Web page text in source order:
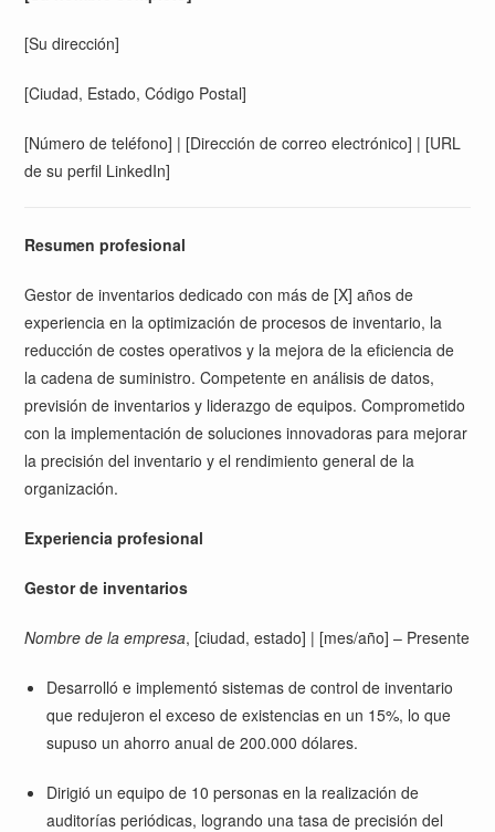
[Su dirección]
[Ciudad, Estado, Código Postal]
[Número de teléfono] | [Dirección de correo electrónico] | [URL
de su perfil LinkedIn]
Resumen profesional
Gestor de inventarios dedicado con más de [X] años de
experiencia en la optimización de procesos de inventario, la
reducción de costes operativos y la mejora de la eficiencia de
la cadena de suministro. Competente en análisis de datos,
previsión de inventarios y liderazgo de equipos. Comprometido
con la implementación de soluciones innovadoras para mejorar
la precisión del inventario y el rendimiento general de la
organización.
Experiencia profesional
Gestor de inventarios
Nombre de la empresa, [ciudad, estado] | [mes/año] – Presente
Desarrolló e implementó sistemas de control de inventario
que redujeron el exceso de existencias en un 15%, lo que
supuso un ahorro anual de 200.000 dólares.
Dirigió un equipo de 10 personas en la realización de
auditorías periódicas, logrando una tasa de precisión del